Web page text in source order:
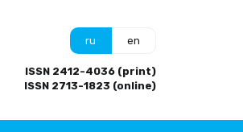
ru en
ISSN 2412-4036 (print)
ISSN 2713-1823 (online)